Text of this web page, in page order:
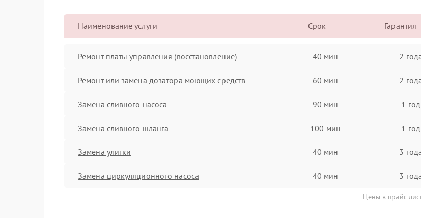
Наименование услуги Срок Гарантия
Ремонт платы управления (восстановление) 40 мин 2
Ремонт или замена дозатора моющих средств 60 мин 2
Замена сливного насоса 90 мин 1 год
Замена сливного шланга 100 мин 1 год
Замена улитки 40 мин 3
Замена циркуляционного насоса 40 мин 3
Цены в прайс-